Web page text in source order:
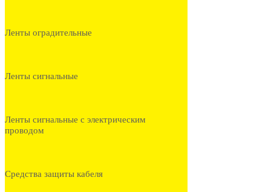
Ленты оградительные
Ленты сигнальные
Ленты сигнальные с электрическим
проводом
Средства защиты кабеля